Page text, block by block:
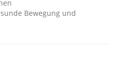
Bewegung und